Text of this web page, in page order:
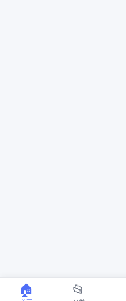
🏠 📂